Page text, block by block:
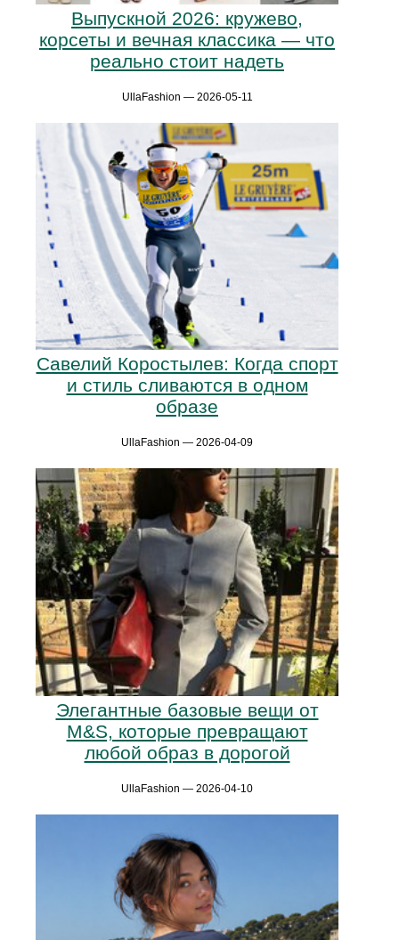
Выпускной 2026: кружево,
корсеты и вечная классика — что
реально стоит надеть
UllaFashion — 2026-05-11
Савелий Коростылев: Когда спорт
и стиль сливаются в одном
образе
UllaFashion — 2026-04-09
Элегантные базовые вещи от
M&S, которые превращают
любой образ в дорогой
UllaFashion — 2026-04-10